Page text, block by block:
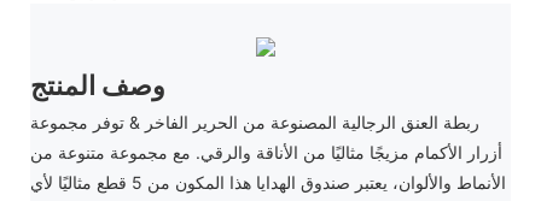
وصف المنتج
ربطة العنق الرجالية المصنوعة من الحرير الفاخر & توفر مجموعة
أزرار الأكمام مزيجًا مثاليًا من الأناقة والرقي. مع مجموعة متنوعة من
الأنماط والألوان، يعتبر صندوق الهدايا هذا المكون من 5 قطع مثاليًا لأي